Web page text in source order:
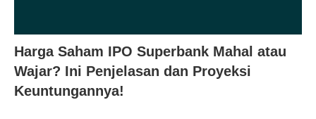
Harga Saham IPO Superbank Mahal atau
Wajar? Ini Penjelasan dan Proyeksi
Keuntungannya!